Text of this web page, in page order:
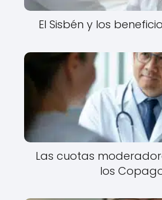
El Sisbén y los
Las cuotas
los